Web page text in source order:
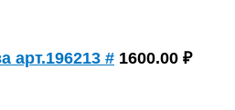
арт.196213 # 1600.00 ₽